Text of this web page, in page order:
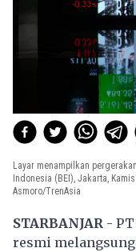
Layar menampilkan
Indonesia (BEI), Jakarta,
Asmoro/TrenAsia
STARBANJAR -
resmi